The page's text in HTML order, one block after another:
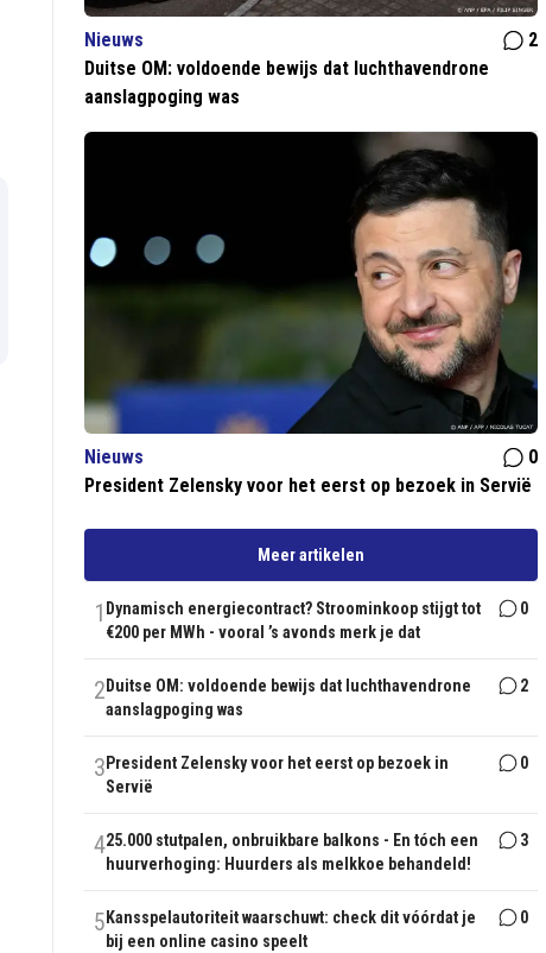
Nieuws
2
Duitse OM: voldoende bewijs dat luchthavendrone
aanslagpoging was
Nieuws
0
President Zelensky voor het eerst op bezoek in Servië
Meer artikelen
1 Dynamisch energiecontract? Stroominkoop stijgt tot
€200 per MWh - vooral ’s avonds merk je dat
0
2 Duitse OM: voldoende bewijs dat luchthavendrone
aanslagpoging was
2
3 President Zelensky voor het eerst op bezoek in
Servië
0
425.000 stutpalen, onbruikbare balkons - En tóch een
huurverhoging: Huurders als melkkoe behandeld!
3
5 Kansspelautoriteit waarschuwt: check dit vóórdat je
bij een online casino speelt
0